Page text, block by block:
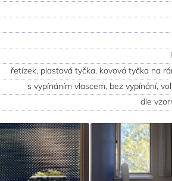
řetízek, plastová tyčka, kovová tyčka na
s vypínáním vlascem, bez vypínání,
dle